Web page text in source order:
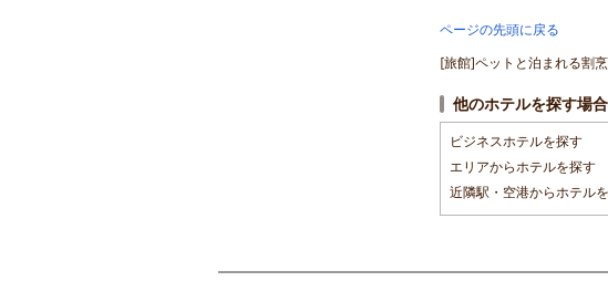
ページの先頭に戻る
[旅館]ペットと泊まれる
他のホテルを探す場
ビジネスホテルを探す
エリアからホテルを探す
近隣駅・空港からホテル